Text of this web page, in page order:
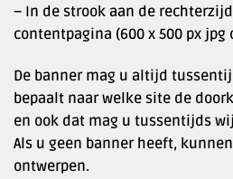
– In de strook aan de
contentpagina (600 x 500 px jpg
De banner mag u altijd
bepaalt naar welke site de
en ook dat mag u tussentijds
Als u geen banner heeft,
ontwerpen.